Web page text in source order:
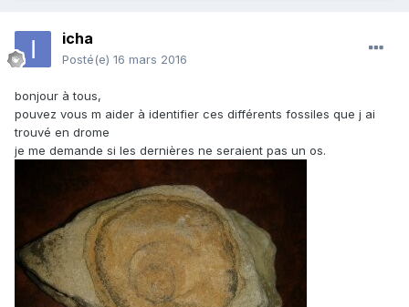
icha
Posté(e) 16 mars 2016
bonjour à tous,
pouvez vous m aider à identifier ces différents fossiles que j ai
trouvé en drome
je me demande si les dernières ne seraient pas un os.